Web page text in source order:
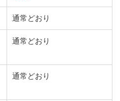
通常どおり
通常どおり
通常どおり